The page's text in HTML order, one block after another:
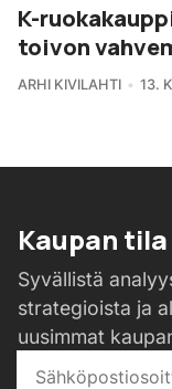
K-
toivon
ARHI KIVILAHTI 13.
Kaupan tila
Syvällistä
strategioista ja
uusimmat